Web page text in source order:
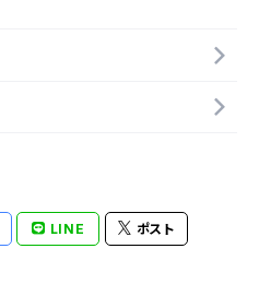
LINE ポスト